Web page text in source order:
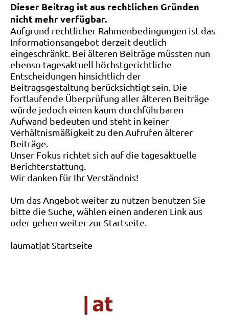
Dieser Beitrag ist aus rechtlichen Gründen
nicht mehr verfügbar.
Aufgrund rechtlicher Rahmenbedingungen ist das
Informationsangebot derzeit deutlich
eingeschränkt. Bei älteren Beiträge müssten nun
ebenso tagesaktuell höchstgerichtliche
Entscheidungen hinsichtlich der
Beitragsgestaltung berücksichtigt sein. Die
fortlaufende Überprüfung aller älteren Beiträge
würde jedoch einen kaum durchführbaren
Aufwand bedeuten und steht in keiner
Verhältnismäßigkeit zu den Aufrufen älterer
Beiträge.
Unser Fokus richtet sich auf die tagesaktuelle
Berichterstattung.
Wir danken für Ihr Verständnis!
Um das Angebot weiter zu nutzen benutzen Sie
bitte die Suche, wählen einen anderen Link aus
oder gehen weiter zur Startseite.
laumat|at-Startseite